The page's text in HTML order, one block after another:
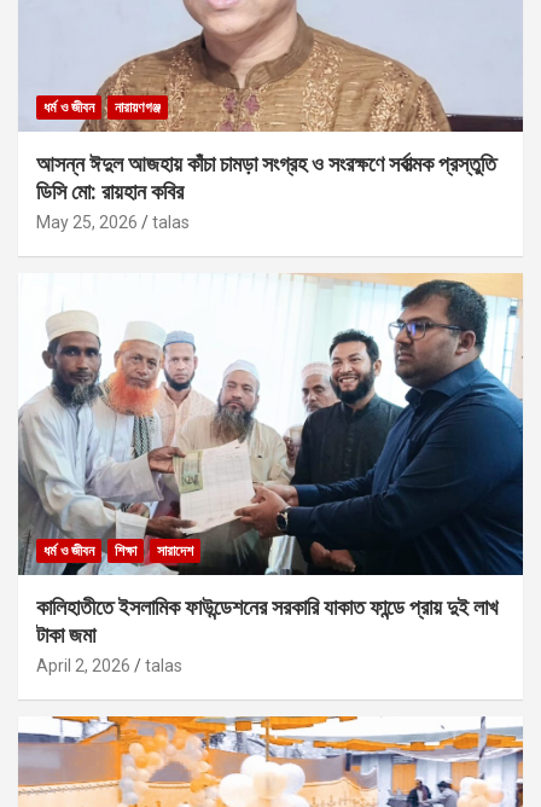
ধর্ম ও জীবন নারায়ণগঞ্জ
আসন্ন ঈদুল আজহায় কাঁচা চামড়া সংগ্রহ ও সংরক্ষণে সর্বাত্মক প্রস্তুতি
ডিসি মো: রায়হান কবির
May 25, 2026 talas
ধর্ম ও জীবন শিক্ষা সারাদেশ
কালিহাতীতে ইসলামিক ফাউন্ডেশনের সরকারি যাকাত ফান্ডে প্রায় দুই লাখ
টাকা জমা
April 2, 2026 talas